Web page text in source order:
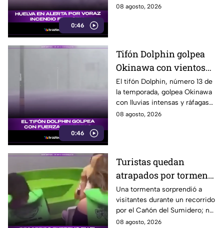
0:46
Caballón fueron evacuadas
08 agosto, 2026
0:46
Tifón Dolphin golpea
Okinawa con vientos
de hasta 157 km/h
El tifón Dolphin, número 13 de
la temporada, golpea Okinawa
con lluvias intensas y ráfagas
de hasta 157 kilómetros por
08 agosto, 2026
Turistas quedan
atrapados por tormenta
en el Cañón del
Sumidero
Una tormenta sorprendió a
visitantes durante un recorrido
por el Cañón del Sumidero; no
se reportaron personas heridas
08 agosto, 2026